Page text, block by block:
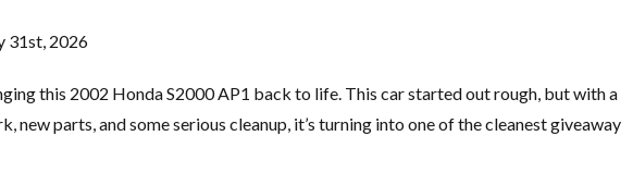
31st, 2026
this 2002 Honda S2000 AP1 back to life. This car started out rough, but with a
new parts, and some serious cleanup, it’s turning into one of the cleanest giveaway